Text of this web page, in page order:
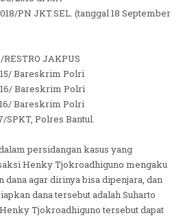
PN JKT.SEL. (tanggal 18 September
JAKPUS
Bareskrim Polri
Bareskrim Polri
Bareskrim Polri
SPKT, Polres Bantul.
persidangan kasus yang
Henky Tjokroadhiguno mengaku
agar dirinya bisa dipenjara, dan
dana tersebut adalah Suharto
Tjokroadhiguno tersebut dapat